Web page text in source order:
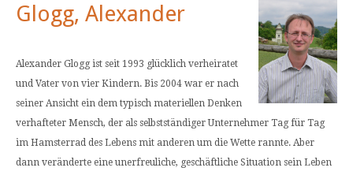
Glogg, Alexander
Alexander Glogg ist seit 1993 glücklich verheiratet
und Vater von vier Kindern. Bis 2004 war er nach
seiner Ansicht ein dem typisch materiellen Denken
verhafteter Mensch, der als selbstständiger Unternehmer Tag für Tag
im Hamsterrad des Lebens mit anderen um die Wette rannte. Aber
dann veränderte eine unerfreuliche, geschäftliche Situation sein Leben